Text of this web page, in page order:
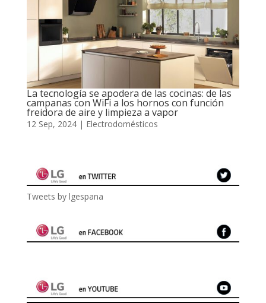
La tecnología se apodera de las cocinas: de las
campanas con WiFi a los hornos con función
freidora de aire y limpieza a vapor
12 Sep, 2024| Electrodomésticos
Tweets by lgespana